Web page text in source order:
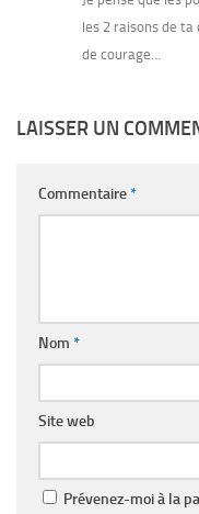
les 2 raisons de
de courage…
LAISSER UN
Commentaire*
Nom *
Site web
Prévenez-moi à la